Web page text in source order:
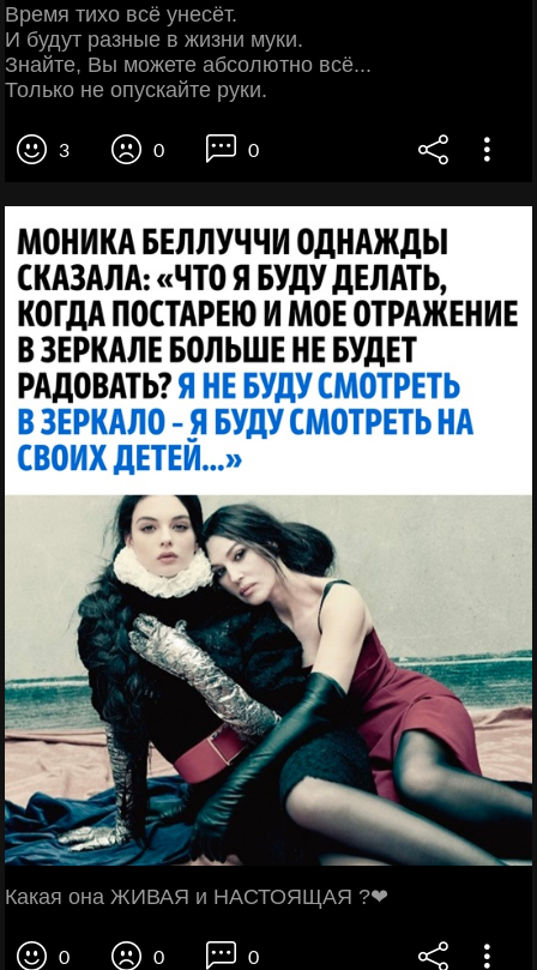
Время тихо всё унесёт.
И будут разные в жизни муки.
Знайте, Вы можете абсолютно всё...
Только не опускайте руки.
3 0 0
Какая она ЖИВАЯ и НАСТОЯЩАЯ ?❤
0 0 0